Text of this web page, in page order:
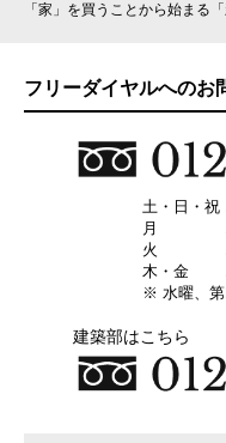
「家」を買うことから始まる
フリーダイヤルへのお
土・日・祝
月
火
木・金
※ 水曜、第
建築部はこちら